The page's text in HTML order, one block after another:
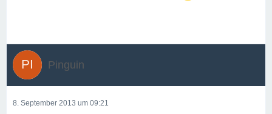
Pinguin
8. September 2013 um 09:21